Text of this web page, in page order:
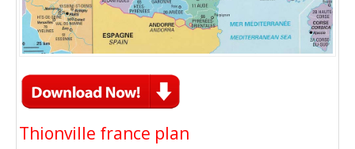
Thionville france plan